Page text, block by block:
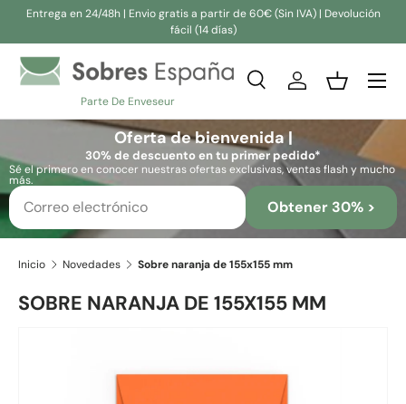
Entrega en 24/48h | Envio gratis a partir de 60€ (Sin IVA) | Devolución
fácil (14 días)
Parte De Enveseur
Buscar
Buscar
BuscarIniciar sesión
Cesta
Oferta de bienvenida |
30% de descuento en tu primer pedido*
Sé el primero en conocer nuestras ofertas exclusivas, ventas flash y mucho
más.
Obtener 30% >
Inicio Novedades Sobre naranja de 155x155 mm
SOBRE NARANJA DE 155X155 MM